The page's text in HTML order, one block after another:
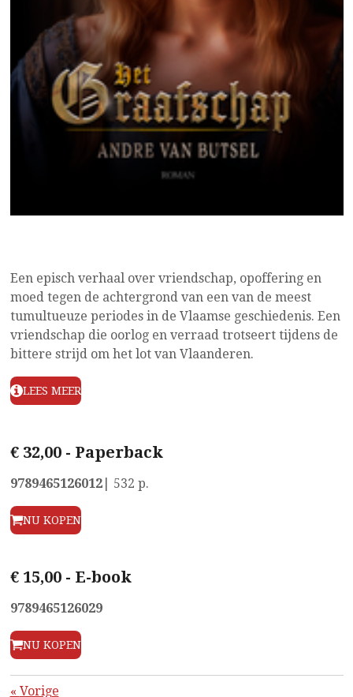
Een episch verhaal over vriendschap, opoffering en
moed tegen de achtergrond van een van de meest
tumultueuze periodes in de Vlaamse geschiedenis. Een
vriendschap die oorlog en verraad trotseert tijdens de
bittere strijd om het lot van Vlaanderen.
LEES MEER
€ 32,00 - Paperback
9789465126012| 532 p.
NU KOPEN
€ 15,00 - E-book
9789465126029
NU KOPEN
« Vorige